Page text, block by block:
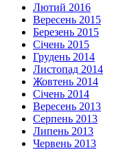
Лютий 2016
Вересень 2015
Березень 2015
Січень 2015
Грудень 2014
Листопад 2014
Жовтень 2014
Січень 2014
Вересень 2013
Серпень 2013
Липень 2013
Червень 2013